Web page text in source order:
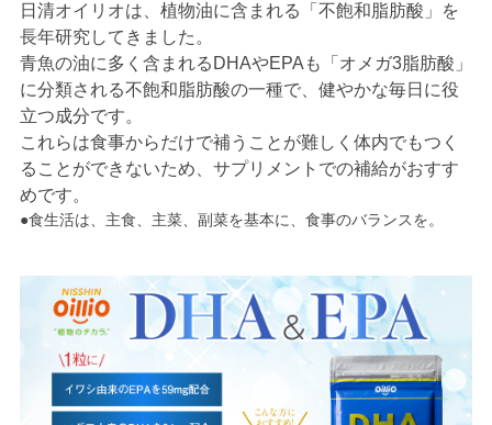
日清オイリオは、植物油に含まれる「不飽和脂肪酸」を
長年研究してきました。
青魚の油に多く含まれるDHAやEPAも「オメガ3脂肪酸」
に分類される不飽和脂肪酸の一種で、健やかな毎日に役
立つ成分です。
これらは食事からだけで補うことが難しく体内でもつく
ることができないため、サプリメントでの補給がおすす
めです。
●食生活は、主食、主菜、副菜を基本に、食事のバランスを。